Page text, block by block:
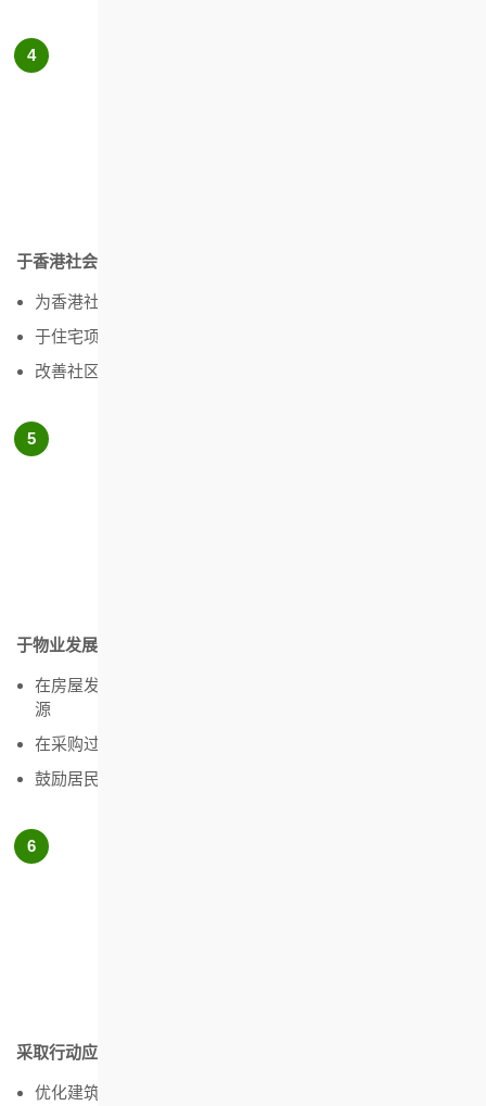
于香港社会提倡可持续发展及和谐社区
为香港社会提供可负担的房屋及相关服务
于住宅项目中应用绿色建筑设计，提升能源效益
改善社区及提升住户的环保意识
于物业发展和管理中，采取珍惜资源和负责任的采购方式
在房屋发展项目和日常营运中，减少消耗并尽量善用既有资
源
在采购过程中尽可能选择环保的产品和服务
鼓励居民负责任地消费，减少废物和增加回收
采取行动应对气候变化及其影响
优化建筑的能源设计以减少碳排放，并投放资源提升现有建